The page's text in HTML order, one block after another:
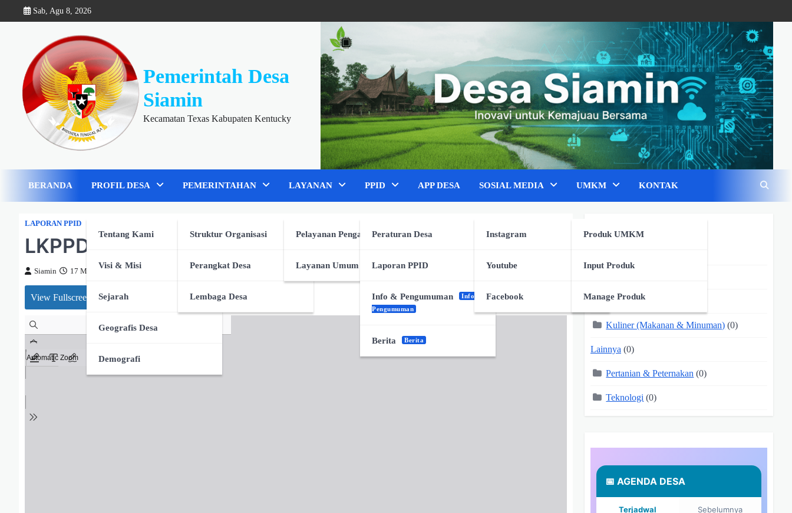
to
Sab, Agu 8, 2026
Pemerintah Desa
Siamin
Kecamatan Texas Kabupaten Kentucky
BERANDA PROFIL DESA
Tentang Kami
Visi & Misi
Sejarah
Geografis Desa
Demografi
PEMERINTAHAN
Struktur Organisasi
Perangkat Desa
Lembaga Desa
LAYANAN
Pelayanan Pengaduan
Layanan Umum Desa
PPID
Peraturan Desa
Laporan PPID
Info & Pengumuman
Info &
Pengumuman
Berita Berita
APP DESA SOSIAL MEDIA
Instagram
Youtube
Facebook
UMKM
Produk UMKM
Input Produk
Manage Produk
KONTAK
LAPORAN PPID
LKPPD 2024
Siamin 17 Mei 2025
View Fullscreen Kerajinan Tangan
Kuliner (Makanan & Minuman) (0)
Lainnya (0)
Pertanian & Peternakan (0)
Teknologi (0)